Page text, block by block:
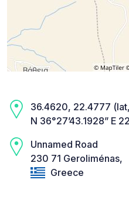
36.4620, 22.4777
N 36°27’43.1928” E
Unnamed Road
230 71 Geroliménas,
Greece